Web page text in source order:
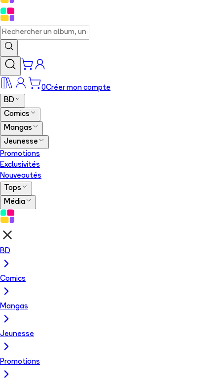
0Créer mon compte
BD
Comics
Mangas
Jeunesse
Promotions
Exclusivités
Nouveautés
Tops
Média
BD
Comics
Mangas
Jeunesse
Promotions